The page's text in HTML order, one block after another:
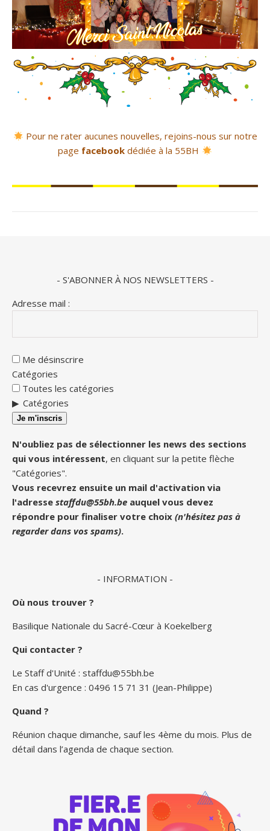
Pour ne rater aucunes nouvelles, rejoins-nous sur notre
page facebook dédiée à la 55BH
- S'ABONNER À NOS NEWSLETTERS -
Adresse mail :
Me désinscrire
Catégories
Toutes les catégories
Catégories
Je m'inscris
N'oubliez pas de sélectionner les news des sections
qui vous intéressent, en cliquant sur la petite flèche
"Catégories".
Vous recevrez ensuite un mail d'activation via
l'adresse staffdu@55bh.be auquel vous devez
répondre pour finaliser votre choix (n'hésitez pas à
regarder dans vos spams).
- INFORMATION -
Où nous trouver ?
Basilique Nationale du Sacré-Cœur à Koekelberg
Qui contacter ?
Le Staff d'Unité : staffdu@55bh.be
En cas d'urgence : 0496 15 71 31 (Jean-Philippe)
Quand ?
Réunion chaque dimanche, sauf les 4ème du mois. Plus de
détail dans l’agenda de chaque section.